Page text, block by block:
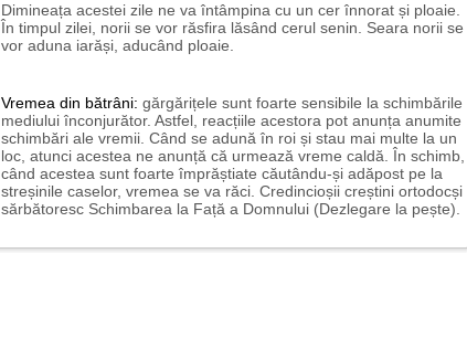
Dimineața acestei zile ne va întâmpina cu un cer înnorat și ploaie.
În timpul zilei, norii se vor răsfira lăsând cerul senin. Seara norii se
vor aduna iarăși, aducând ploaie.
Vremea din bătrâni: gărgărițele sunt foarte sensibile la schimbările
mediului înconjurător. Astfel, reacțiile acestora pot anunța anumite
schimbări ale vremii. Când se adună în roi și stau mai multe la un
loc, atunci acestea ne anunță că urmează vreme caldă. În schimb,
când acestea sunt foarte împrăștiate căutându-și adăpost pe la
streșinile caselor, vremea se va răci. Credincioșii creștini ortodocși
sărbătoresc Schimbarea la Față a Domnului (Dezlegare la pește).